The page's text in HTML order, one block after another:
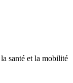
santé et la mobilité